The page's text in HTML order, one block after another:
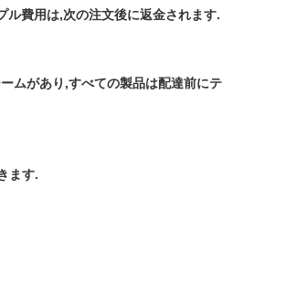
費用は,次の注文後に返金されます.
ムがあり,すべての製品は配達前にテ
ます.